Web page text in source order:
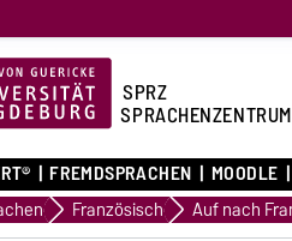
SPRZ
SPRACHENZENTRUM
FREMDSPRACHEN MOODLE
Französisch